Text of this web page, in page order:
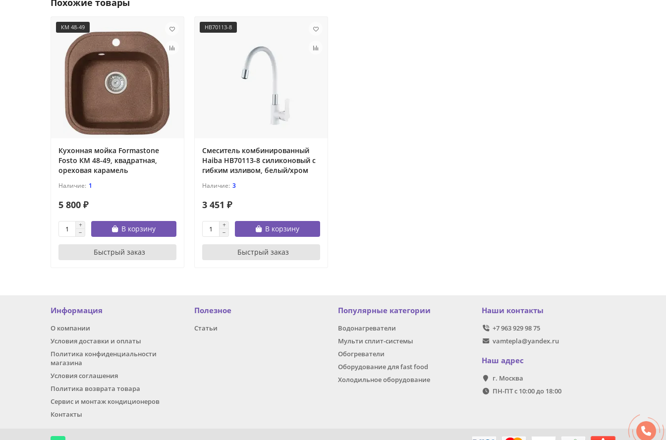
Похожие товары
КМ 48-49
Кухонная мойка Formastone
Fosto КМ 48-49, квадратная,
ореховая карамель
1
5 800 ₽
В корзину
Быстрый заказ
HB70113-8
Смеситель комбинированный
Haiba HB70113-8 силиконовый с
гибким изливом, белый/хром
3
3 451 ₽
В корзину
Быстрый заказ
Информация
О компании
Условия доставки и оплаты
Политика конфиденциальности
магазина
Условия соглашения
Политика возврата товара
Сервис и монтаж кондиционеров
Контакты
Полезное
Статьи
Популярные категории
Водонагреватели
Мульти сплит-системы
Обогреватели
Оборудование для fast food
Холодильное оборудование
Наши контакты
+7 963 929 98 75
vamtepla@yandex.ru
Наш адрес
г. Москва
ПН-ПТ с 10:00 до 18:00